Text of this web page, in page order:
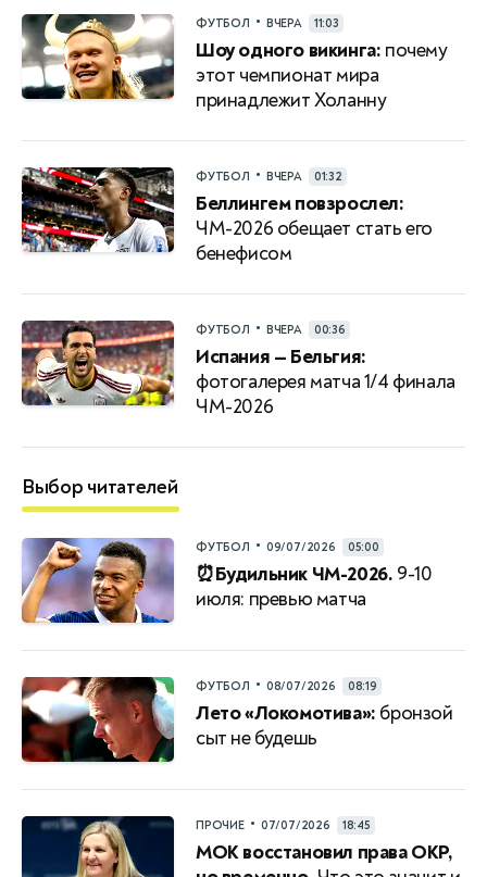
ФУТБОЛ • ВЧЕРА 11:03
Шоу одного викинга: почему
этот чемпионат мира
принадлежит Холанну
ФУТБОЛ • ВЧЕРА 01:32
Беллингем повзрослел:
ЧМ-2026 обещает стать его
бенефисом
ФУТБОЛ • ВЧЕРА 00:36
Испания — Бельгия:
фотогалерея матча 1/4 финала
ЧМ-2026
Выбор читателей
ФУТБОЛ • 09/07/2026 05:00
⏰Будильник ЧМ-2026. 9-10
июля: превью матча
ФУТБОЛ • 08/07/2026 08:19
Лето «Локомотива»: бронзой
сыт не будешь
ПРОЧИЕ • 07/07/2026 18:45
МОК восстановил права ОКР,